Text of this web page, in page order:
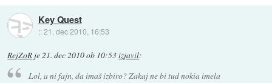
Key Quest
::21. dec 2010, 16:53
RejZoR je21. dec 2010 ob 10:53izjavil:
Lol, a ni fajn, da imaš izbiro? Zakaj ne bi tud nokia imela